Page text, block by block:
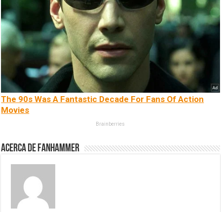
The 90s Was A Fantastic Decade For Fans Of Action
Movies
Brainberries
Acerca de fanhammer